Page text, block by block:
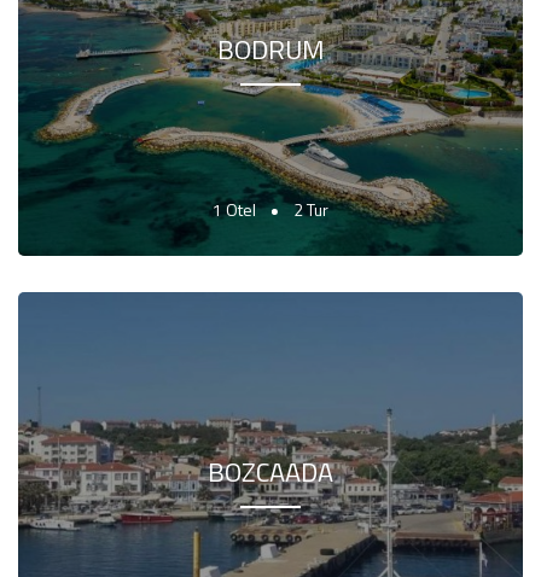
BODRUM
1 Otel 2 Tur
BOZCAADA